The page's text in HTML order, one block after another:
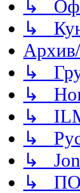
↳
↳
↳
↳
↳
↳
↳
↳